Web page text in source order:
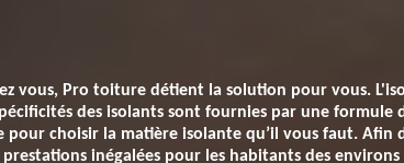
vous, Pro toiture détient la solution pour vous.
des isolants sont fournies par une formule
pour choisir la matière isolante qu’il vous faut. Afin
inégalées pour les habitants des environs